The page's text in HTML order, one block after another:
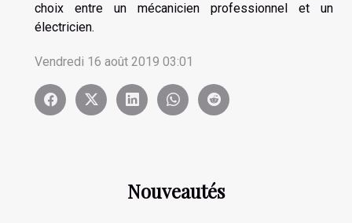
Nouveautés
choix entre un mécanicien professionnel et un
électricien.
Vendredi 16 août 2019 03:01